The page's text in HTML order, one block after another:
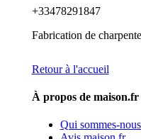
+33478291847
Fabrication de
Retour à l'accueil
À propos de maison.fr
Qui sommes-